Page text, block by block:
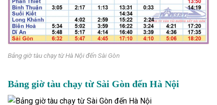
Bảng giờ tàu chạy từ Hà Nội đến Sài Gòn
Bảng giờ tàu chạy từ Sài Gòn đến Hà Nội